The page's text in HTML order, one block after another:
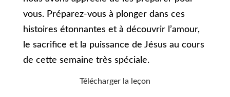
vous. Préparez-vous à plonger dans ces
histoires étonnantes et à découvrir l’amour,
le sacrifice et la puissance de Jésus au cours
de cette semaine très spéciale.
Télécharger la leçon